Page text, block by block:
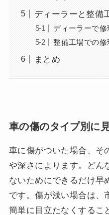
ディーラーと整備
ディーラーで
整備工場での
まとめ
車の傷のタイプ別に
車に傷がついた場合、そ
や深さによります。どん
ないためにできるだけ早
です。傷が浅い場合は、
簡単に目立たなくするこ